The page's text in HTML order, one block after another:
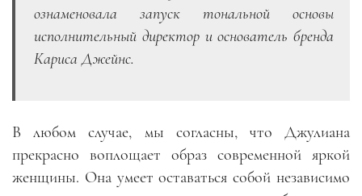
ознаменовала запуск тональной основы
исполнительный директор и основатель бренда
Кариса Джейнс.
В любом случае, мы согласны, что Джулиана
прекрасно воплощает образ современной яркой
женщины. Она умеет оставаться собой независимо